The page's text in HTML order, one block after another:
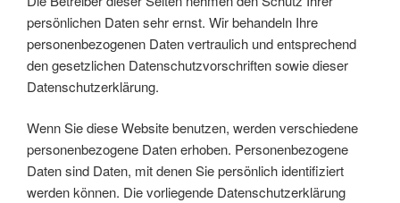
persönlichen Daten sehr ernst. Wir behandeln Ihre
personenbezogenen Daten vertraulich und entsprechend
den gesetzlichen Datenschutzvorschriften sowie dieser
Datenschutzerklärung.
Wenn Sie diese Website benutzen, werden verschiedene
personenbezogene Daten erhoben. Personenbezogene
Daten sind Daten, mit denen Sie persönlich identifiziert
werden können. Die vorliegende Datenschutzerklärung